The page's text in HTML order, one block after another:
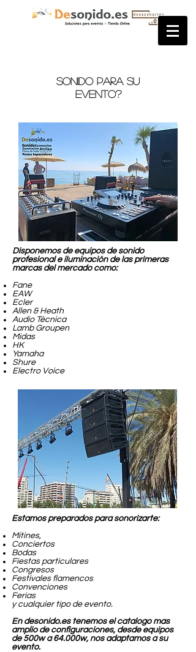
Sonido para su
evento?
Disponemos de equipos de sonido
profesional e iluminación de las primeras
marcas del mercado como:
Fane
EAW
Ecler
Allen & Heath
Audio Técnica
Lamb Groupen
Midas
HK
Yamaha
Shure
Electro Voice
Estamos preparados para sonorizarte:
Mítines,
Conciertos
Bodas
Fiestas particulares
Congresos
Festivales flamencos
Convenciones
Ferias
y cualquier tipo de evento.
En desonido.es tenemos el catalogo mas
amplio de configuraciones, desde equipos
de 500w a 64.000w, nos adaptamos a su
evento.